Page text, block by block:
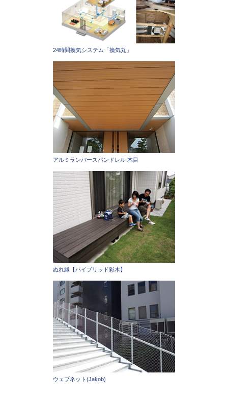
24時間換気システム「換気丸」
アルミランバースパンドレル 木目
ぬれ縁【ハイブリッド彩木】
ウェブネット(Jakob)